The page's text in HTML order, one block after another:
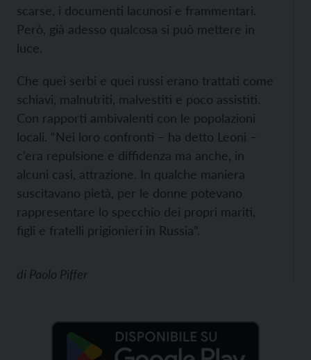
scarse, i documenti lacunosi e frammentari.
Però, già adesso qualcosa si può mettere in
luce.
Che quei serbi e quei russi erano trattati come
schiavi, malnutriti, malvestiti e poco assistiti.
Con rapporti ambivalenti con le popolazioni
locali. “Nei loro confronti – ha detto Leoni –
c’era repulsione e diffidenza ma anche, in
alcuni casi, attrazione. In qualche maniera
suscitavano pietà, per le donne potevano
rappresentare lo specchio dei propri mariti,
figli e fratelli prigionieri in Russia”.
di Paolo Piffer